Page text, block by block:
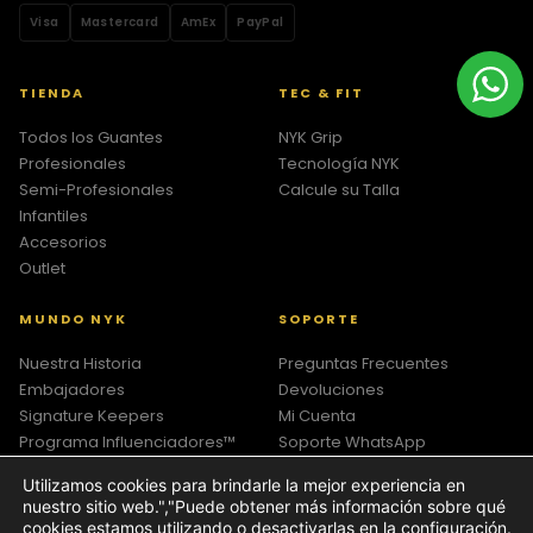
Visa Mastercard AmEx PayPal
TIENDA
Todos los Guantes
Profesionales
Semi-Profesionales
Infantiles
Accesorios
Outlet
TEC & FIT
NYK Grip
Tecnología NYK
Calcule su Talla
MUNDO NYK
Nuestra Historia
Embajadores
Signature Keepers
Programa Influenciadores™
SOPORTE
Preguntas Frecuentes
Devoluciones
Mi Cuenta
Soporte WhatsApp
Términos y Condiciones
Utilizamos cookies para brindarle la mejor experiencia en
nuestro sitio web.","Puede obtener más información sobre qué
cookies estamos utilizando o desactivarlas en la configuración.